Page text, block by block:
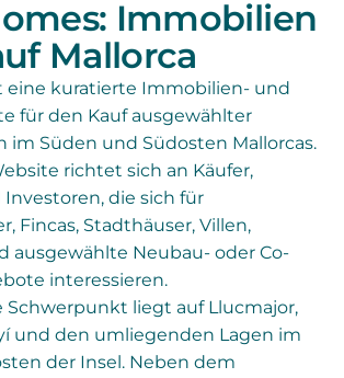
Immobilien
Mallorca
eine kuratierte Immobilien- und
für den Kauf ausgewählter
Süden und Südosten Mallorcas.
richtet sich an Käufer,
die sich für
Fincas, Stadthäuser, Villen,
ausgewählte Neubau- oder Co-
interessieren.
Schwerpunkt liegt auf Llucmajor,
und den umliegenden Lagen im
der Insel. Neben dem